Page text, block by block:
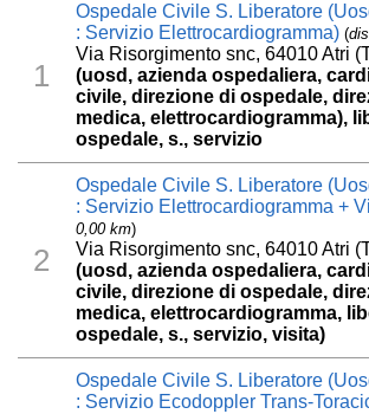
1
Ospedale Civile S. Liberatore
: Servizio Elettrocardiogramma) (
Via Risorgimento snc, 64010 Atri
(uosd, azienda ospedaliera,
civile, direzione di ospedale,
medica, elettrocardiogramma),
ospedale, s., servizio
2
Ospedale Civile S. Liberatore
: Servizio Elettrocardiogramma +
0,00 km)
Via Risorgimento snc, 64010 Atri
(uosd, azienda ospedaliera,
civile, direzione di ospedale,
medica, elettrocardiogramma,
ospedale, s., servizio, visita)
Ospedale Civile S. Liberatore
: Servizio Ecodoppler Trans-